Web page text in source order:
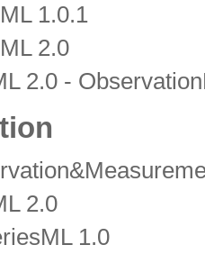
1.0.1
2.0
2.0 -
2.0
1.0